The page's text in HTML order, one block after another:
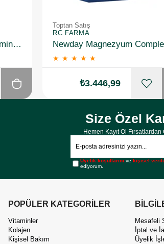
VeNatura Vitamin D3K2 Vitamin Takviye Edici Gıda 10 Adet
Toptan Satış
RC FARMA
★ ★ ★ ★ ★
₺3.446,99
Size Özel
Hemen Kayıt Ol
Üyelik koşullarını vekişisel
ediyorum.
POPÜLER KATEGORİLER
Vitaminler
Kolajen
Kişisel Bakım
Mesafeli
İptal ve
Üyelik